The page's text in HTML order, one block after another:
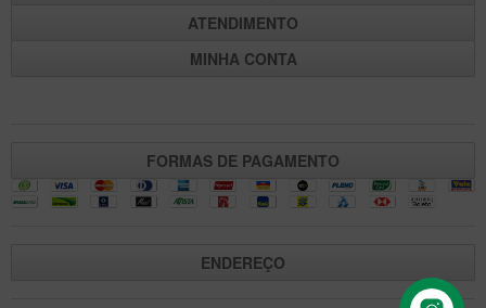
ATENDIMENTO
MINHA CONTA
FORMAS DE PAGAMENTO
ENDEREÇO